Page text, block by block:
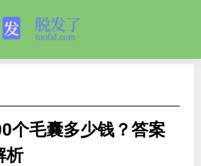
个毛囊多少钱？答案
析